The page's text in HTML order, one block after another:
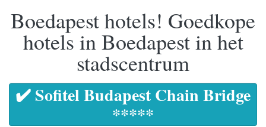
Boedapest hotels! Goedkope
hotels in Boedapest in het
stadscentrum
✔️ Sofitel Budapest Chain Bridge
*****